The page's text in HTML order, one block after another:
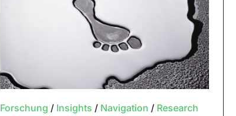
Forschung / Insights / Navigation / Research